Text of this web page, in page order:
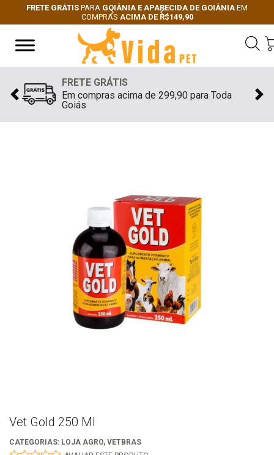
FRETE GRÁTIS PARA GOIÂNIA E APARECIDA DE GOIÂNIA EM
COMPRAS ACIMA DE R$149,90
Previous
Next
FRETE GRÁTIS
Em compras acima de 299,90 para Toda
Goiás
Previous
Vet Gold 250 Ml
CATEGORIAS: LOJA AGRO, VETBRAS